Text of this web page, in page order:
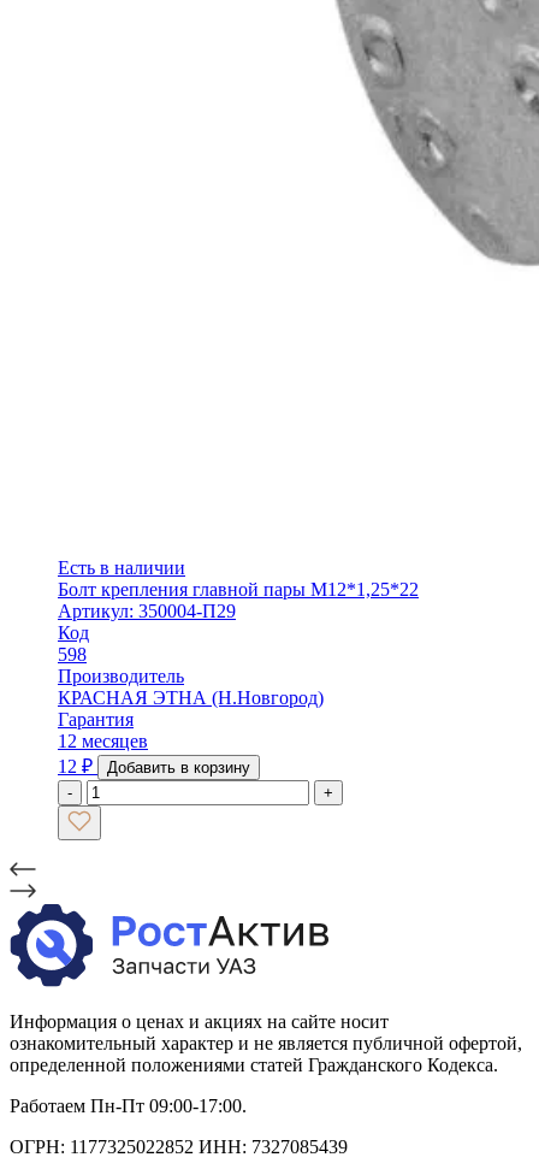
Есть в наличии
Болт крепления главной пары М12*1,25*22
Артикул: 350004-П29
Код
598
Производитель
КРАСНАЯ ЭТНА (Н.Новгород)
Гарантия
12 месяцев
12 ₽
Добавить в корзину
-
+
Информация о ценах и акциях на сайте носит
ознакомительный характер и не является публичной офертой,
определенной положениями статей Гражданского Кодекса.
Работаем Пн-Пт 09:00-17:00.
ОГРН: 1177325022852 ИНН: 7327085439